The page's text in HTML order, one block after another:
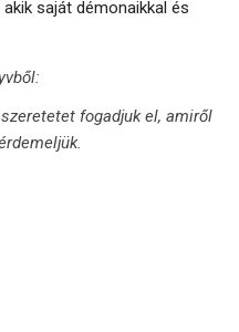
saját démonaikkal és
fogadjuk el, amiről